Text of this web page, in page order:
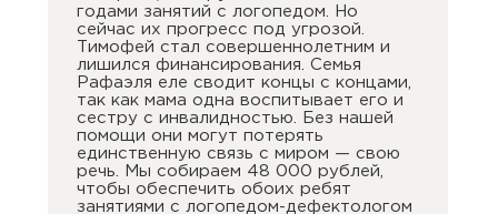
годами занятий с логопедом. Но
сейчас их прогресс под угрозой.
Тимофей стал совершеннолетним и
лишился финансирования. Семья
Рафаэля еле сводит концы с концами,
так как мама одна воспитывает его и
сестру с инвалидностью. Без нашей
помощи они могут потерять
единственную связь с миром — свою
речь. Мы собираем 48 000 рублей,
чтобы обеспечить обоих ребят
занятиями с логопедом-дефектологом